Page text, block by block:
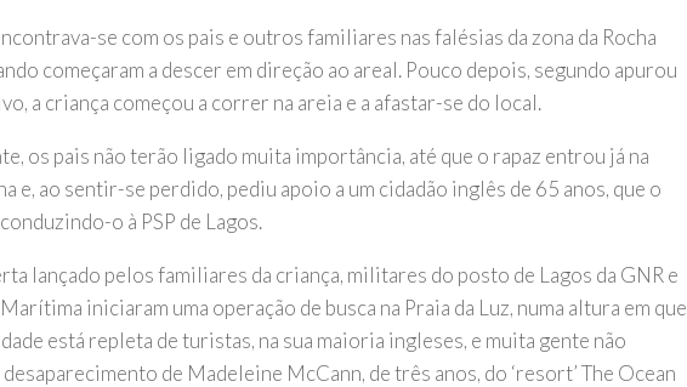
se com os pais e outros familiares nas falésias da zona da Rocha
começaram a descer em direção ao areal. Pouco depois, segundo apurou
a criança começou a correr na areia e a afastar-se do local.
os pais não terão ligado muita importância, até que o rapaz entrou já na
e, ao sentir-se perdido, pediu apoio a um cidadão inglês de 65 anos, que o
o à PSP de Lagos.
lançado pelos familiares da criança, militares do posto de Lagos da GNR e
iniciaram uma operação de busca na Praia da Luz, numa altura em que
está repleta de turistas, na sua maioria ingleses, e muita gente não
de Madeleine McCann, de três anos, do ‘resort’ The Ocean